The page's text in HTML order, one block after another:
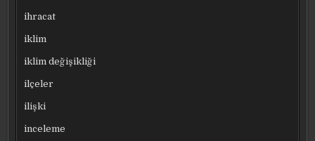
ihracat
iklim
iklim değişikliği
ilçeler
ilişki
inceleme